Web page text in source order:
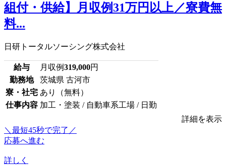
組付・供給】月収例31万円以上／寮費無
料...
日研トータルソーシング株式会社
給与 月収例319,000円
勤務地
茨城県 古河市
寮・社宅 あり（無料）
仕事内容 加工・塗装 / 自動車系工場 / 日勤
詳細を表示
＼最短45秒で完了／
応募へ進む
詳しく